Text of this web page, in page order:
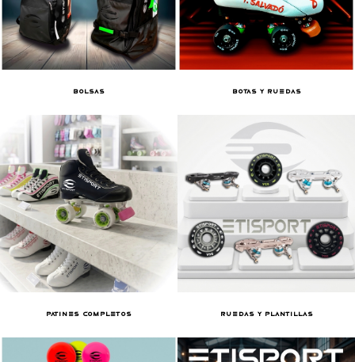
BOLSAS BOTAS Y RUEDAS
PATINES COMPLETOS RUEDAS Y PLANTILLAS